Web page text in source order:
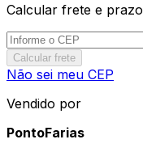
Calcular frete e prazo
Calcular frete
Não sei meu CEP
Vendido por
PontoFarias